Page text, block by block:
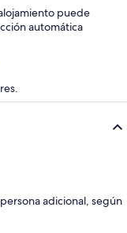
puede
automática
adicional, según